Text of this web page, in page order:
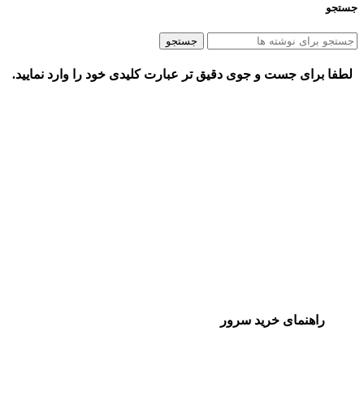
جستجو
جستجو
لطفا برای جست و جوی دقیق تر عبارت کلیدی خود را وارد نمایید.
راهنمای خرید سرور